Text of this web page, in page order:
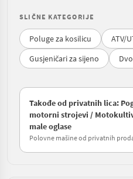
SLIČNE KATEGORIJE
Poluge za kosilicu
ATV/
Gusjeničari za sijeno
Takođe od privatnih lica:
motorni strojevi /
male oglase
Polovne mašine od privatnih